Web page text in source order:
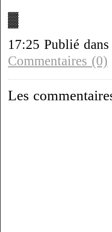
▓
17:25 Publié dans
Commentaires (0)
Les